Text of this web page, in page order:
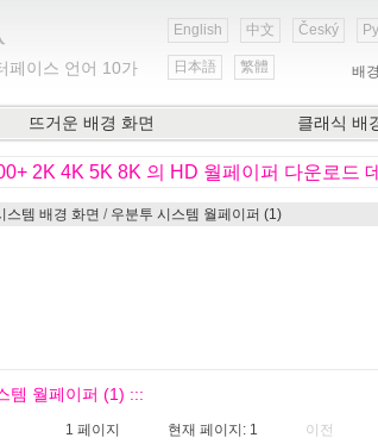
페이스 언어 10가
English 中文 Český
日本語 繁體 배
뜨거운 배경 화면 클래식 배
2K 4K 5K 8K 의 HD 월페이퍼 다운로드
스템 배경 화면 / 우분투 시스템 월페이퍼 (1)
템 월페이퍼 (1) :::
1 페이지 현재 페이지: 1 이전